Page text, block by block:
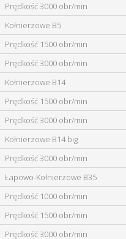
Prędkość 3000 obr/min
Kołnierzowe B5
Prędkość 1500 obr/min
Prędkość 3000 obr/min
Kołnierzowe B14
Prędkość 1500 obr/min
Prędkość 3000 obr/min
Kołnierzowe B14 big
Prędkość 3000 obr/min
Łapowo-Kołnierzowe B35
Prędkość 1000 obr/min
Prędkość 1500 obr/min
Prędkość 3000 obr/min